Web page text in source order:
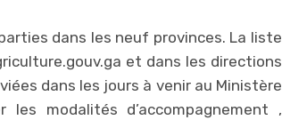
dans les neuf provinces. La liste
et dans les directions
dans les jours à venir au Ministère
modalités d’accompagnement ,